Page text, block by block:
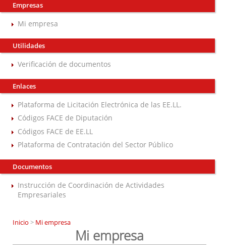
Empresas
Mi empresa
Utilidades
Verificación de documentos
Enlaces
Plataforma de Licitación Electrónica de las EE.LL.
Códigos FACE de Diputación
Códigos FACE de EE.LL
Plataforma de Contratación del Sector Público
Documentos
Instrucción de Coordinación de Actividades
Empresariales
Inicio > Mi empresa
Mi empresa